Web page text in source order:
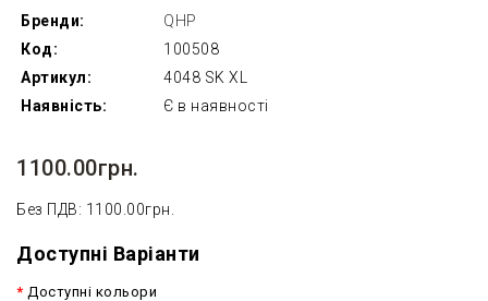
Бренди:
QHP
Код:
100508
Артикул:
4048 SK XL
Наявність:
Є в наявності
1100.00грн.
Без ПДВ: 1100.00грн.
Доступні Варіанти
Доступні кольори